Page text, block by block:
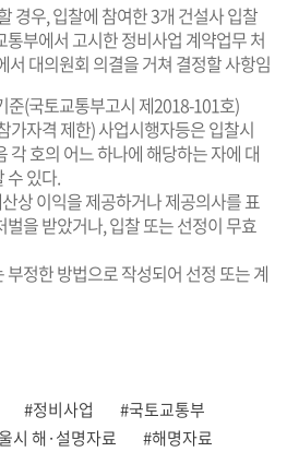
경우, 입찰에 참여한 3개 건설사 입찰
부에서 고시한 정비사업 계약업무 처
서 대의원회 의결을 거쳐 결정할 사항임
(국토교통부고시 제2018-101호)
가자격 제한) 사업시행자등은 입찰시
각 호의 어느 하나에 해당하는 자에 대
수 있다.
상 이익을 제공하거나 제공의사를 표
을 받았거나, 입찰 또는 선정이 무효
정한 방법으로 작성되어 선정 또는 계
#정비사업
#국토교통부
시 해·설명자료
#해명자료